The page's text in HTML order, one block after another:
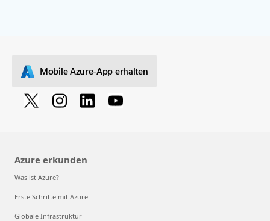
Mobile Azure-App erhalten
Azure erkunden
Was ist Azure?
Erste Schritte mit Azure
Globale Infrastruktur